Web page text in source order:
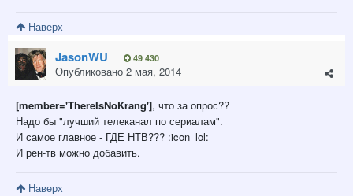
Наверх
JasonWU 49 430
Опубликовано 2 мая, 2014
[member='ThereIsNoKrang'], что за опрос??
Надо бы "лучший телеканал по сериалам".
И самое главное - ГДЕ НТВ??? :icon_lol:
И рен-тв можно добавить.
Наверх